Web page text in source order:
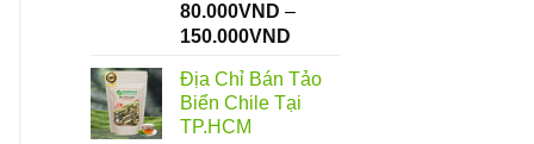
450.000VND
80.000VND –
150.000VND
từ
80.000VND
Địa Chỉ Bán Tảo
Biển Chile Tại
TP.HCM